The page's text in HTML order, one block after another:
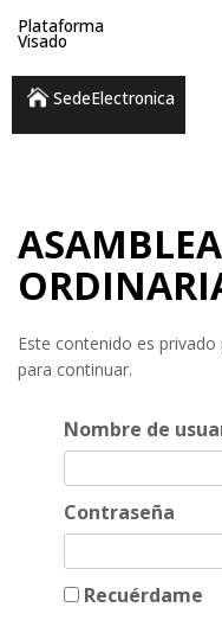
Plataforma
Visado
SedeElectronica
Este contenido es
para continuar.
Nombre de
Contraseña
Recuérdame